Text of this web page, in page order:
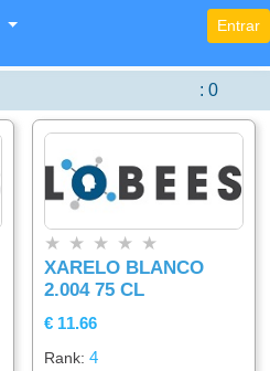
Entrar
:0
★ ★ ★ ★ ★
XARELO BLANCO
2.004 75 CL
€ 11.66
Rank:4